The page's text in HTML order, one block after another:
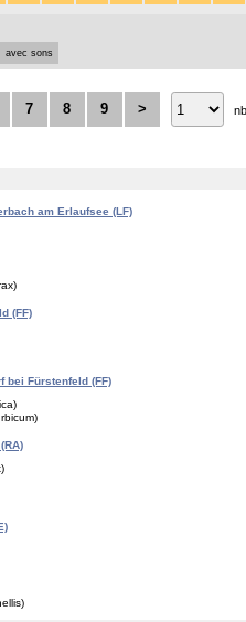
avec sons
7 8 9 >
am Erlaufsee (LF)
(FF)
bei Fürstenfeld (FF)